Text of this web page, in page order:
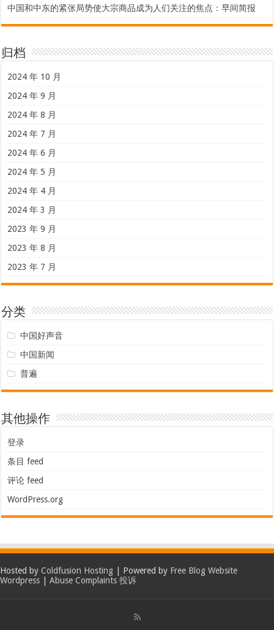
中国和中东的紧张局势使大宗商品成为人们关注的焦点：早间简报
归档
2024 年 10 月
2024 年 9 月
2024 年 8 月
2024 年 7 月
2024 年 6 月
2024 年 5 月
2024 年 4 月
2024 年 3 月
2023 年 9 月
2023 年 8 月
2023 年 7 月
分类
中国好声音
中国新闻
普遍
其他操作
登录
条目 feed
评论 feed
WordPress.org
Hosted by Coldfusion Hosting | Powered by Free Blog Website
Wordpress | Abuse Complaints 投诉